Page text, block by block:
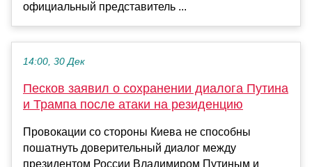
официальный представитель ...
14:00, 30 Дек
Песков заявил о сохранении диалога Путина
и Трампа после атаки на резиденцию
Провокации со стороны Киева не способны
пошатнуть доверительный диалог между
президентом России Владимиром Путиным и